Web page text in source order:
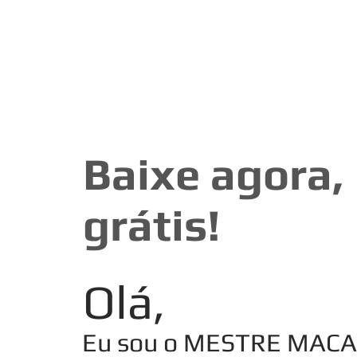
Baixe agora,
grátis!
Olá,
Eu sou o MESTRE